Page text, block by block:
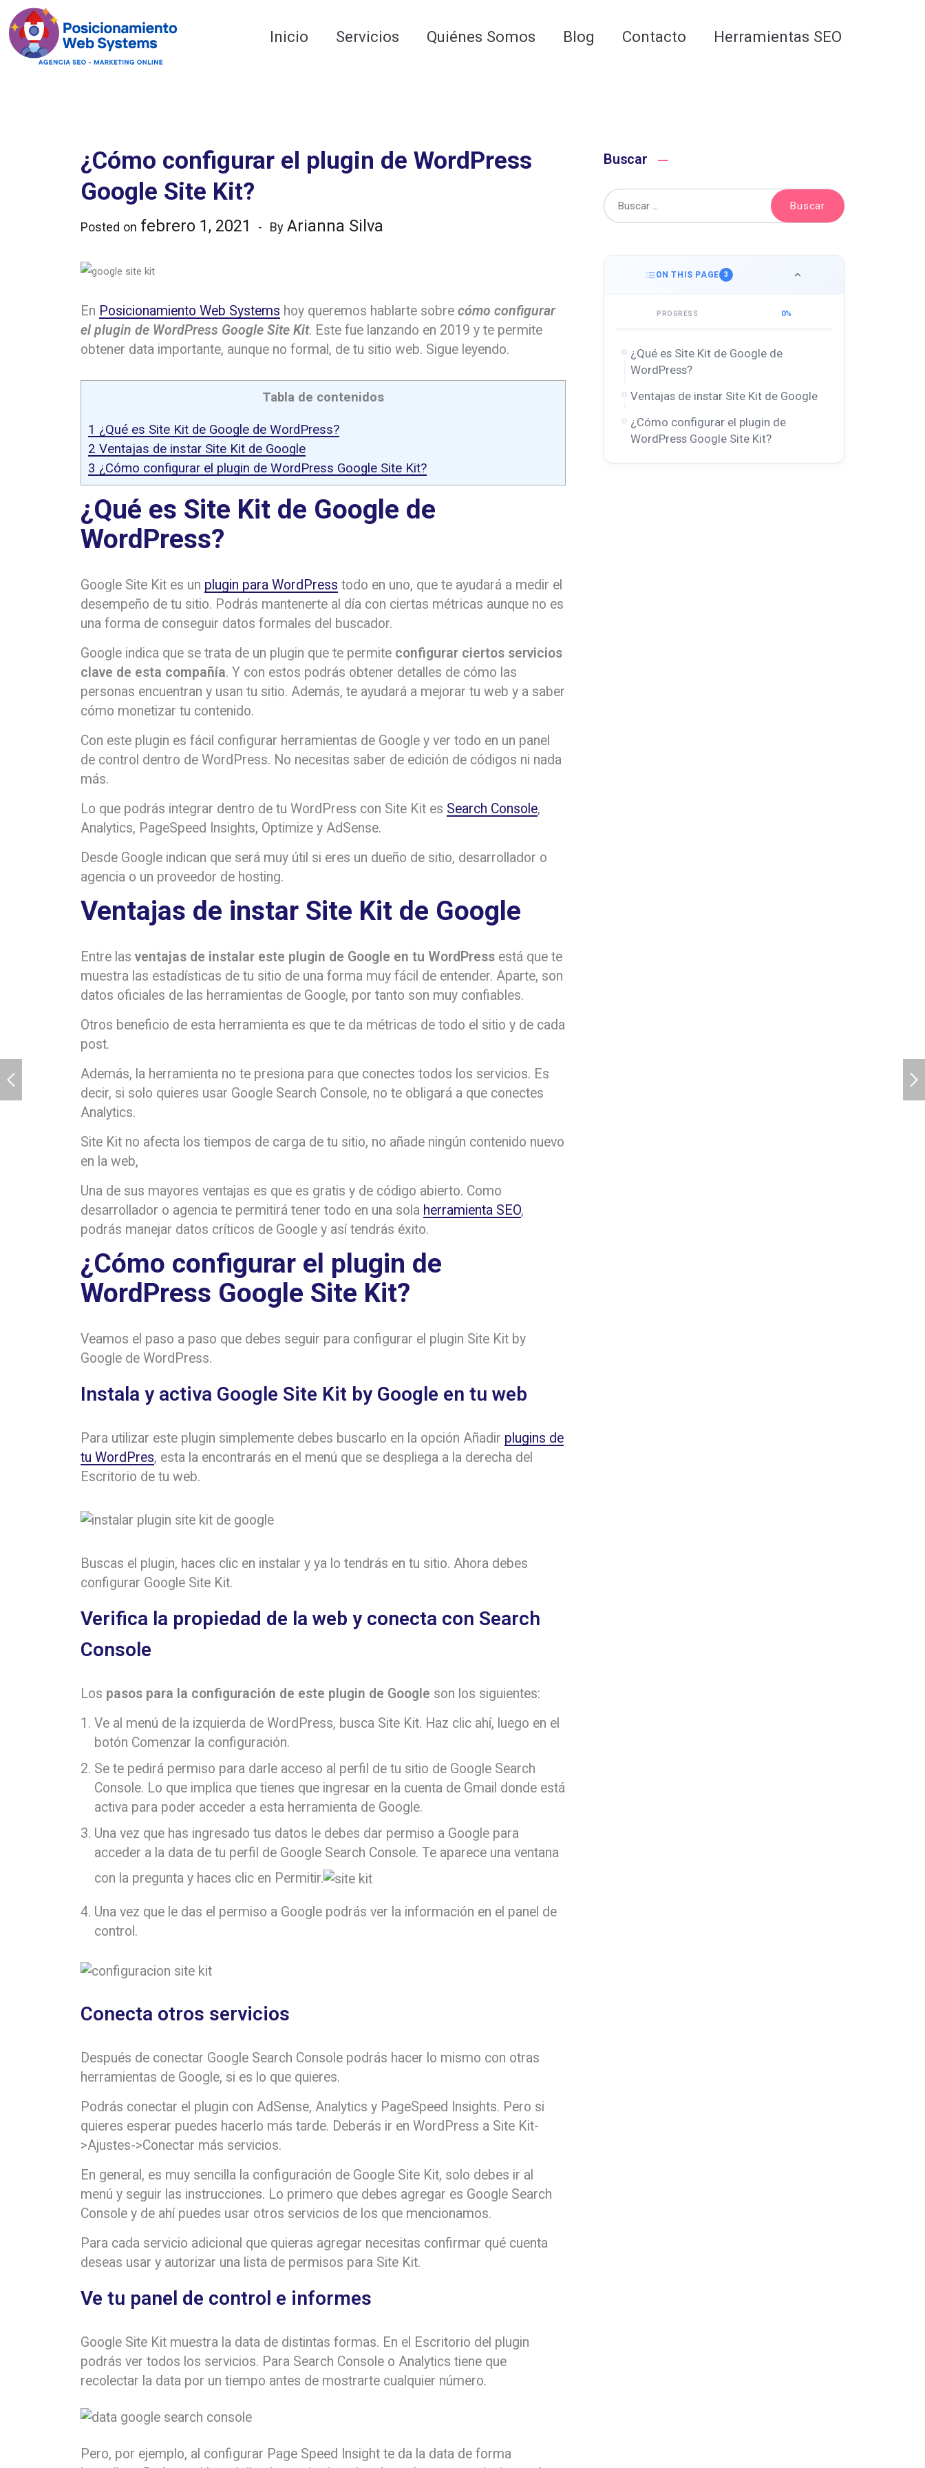
Inicio Servicios Quiénes Somos Blog Contacto Herramientas SEO
¿Cómo configurar el plugin de WordPress
Google Site Kit?
Posted on febrero 1, 2021 By Arianna Silva
En Posicionamiento Web Systems hoy queremos hablarte sobre cómo configurar
el plugin de WordPress Google Site Kit. Este fue lanzando en 2019 y te permite
obtener data importante, aunque no formal, de tu sitio web. Sigue leyendo.
Tabla de contenidos
1 ¿Qué es Site Kit de Google de WordPress?
2 Ventajas de instar Site Kit de Google
3 ¿Cómo configurar el plugin de WordPress Google Site Kit?
¿Qué es Site Kit de Google de
WordPress?
Google Site Kit es un plugin para WordPress todo en uno, que te ayudará a medir el
desempeño de tu sitio. Podrás mantenerte al día con ciertas métricas aunque no es
una forma de conseguir datos formales del buscador.
Google indica que se trata de un plugin que te permite configurar ciertos servicios
clave de esta compañía. Y con estos podrás obtener detalles de cómo las
personas encuentran y usan tu sitio. Además, te ayudará a mejorar tu web y a saber
cómo monetizar tu contenido.
Con este plugin es fácil configurar herramientas de Google y ver todo en un panel
de control dentro de WordPress. No necesitas saber de edición de códigos ni nada
más.
Lo que podrás integrar dentro de tu WordPress con Site Kit es Search Console,
Analytics, PageSpeed Insights, Optimize y AdSense.
Desde Google indican que será muy útil si eres un dueño de sitio, desarrollador o
agencia o un proveedor de hosting.
Ventajas de instar Site Kit de Google
Entre las ventajas de instalar este plugin de Google en tu WordPress está que te
muestra las estadísticas de tu sitio de una forma muy fácil de entender. Aparte, son
datos oficiales de las herramientas de Google, por tanto son muy confiables.
Otros beneficio de esta herramienta es que te da métricas de todo el sitio y de cada
post.
Además, la herramienta no te presiona para que conectes todos los servicios. Es
decir, si solo quieres usar Google Search Console, no te obligará a que conectes
Analytics.
Site Kit no afecta los tiempos de carga de tu sitio, no añade ningún contenido nuevo
en la web,
Una de sus mayores ventajas es que es gratis y de código abierto. Como
desarrollador o agencia te permitirá tener todo en una sola herramienta SEO,
podrás manejar datos críticos de Google y así tendrás éxito.
¿Cómo configurar el plugin de
WordPress Google Site Kit?
Veamos el paso a paso que debes seguir para configurar el plugin Site Kit by
Google de WordPress.
Instala y activa Google Site Kit by Google en tu web
Para utilizar este plugin simplemente debes buscarlo en la opción Añadir plugins de
tu WordPres, esta la encontrarás en el menú que se despliega a la derecha del
Escritorio de tu web.
Buscas el plugin, haces clic en instalar y ya lo tendrás en tu sitio. Ahora debes
configurar Google Site Kit.
Verifica la propiedad de la web y conecta con Search
Console
Los pasos para la configuración de este plugin de Google son los siguientes:
Ve al menú de la izquierda de WordPress, busca Site Kit. Haz clic ahí, luego en el
botón Comenzar la configuración.
Se te pedirá permiso para darle acceso al perfil de tu sitio de Google Search
Console. Lo que implica que tienes que ingresar en la cuenta de Gmail donde está
activa para poder acceder a esta herramienta de Google.
Una vez que has ingresado tus datos le debes dar permiso a Google para
acceder a la data de tu perfil de Google Search Console. Te aparece una ventana
con la pregunta y haces clic en Permitir.
Una vez que le das el permiso a Google podrás ver la información en el panel de
control.
Conecta otros servicios
Después de conectar Google Search Console podrás hacer lo mismo con otras
herramientas de Google, si es lo que quieres.
Podrás conectar el plugin con AdSense, Analytics y PageSpeed Insights. Pero si
quieres esperar puedes hacerlo más tarde. Deberás ir en WordPress a Site Kit-
>Ajustes->Conectar más servicios.
En general, es muy sencilla la configuración de Google Site Kit, solo debes ir al
menú y seguir las instrucciones. Lo primero que debes agregar es Google Search
Console y de ahí puedes usar otros servicios de los que mencionamos.
Para cada servicio adicional que quieras agregar necesitas confirmar qué cuenta
deseas usar y autorizar una lista de permisos para Site Kit.
Ve tu panel de control e informes
Google Site Kit muestra la data de distintas formas. En el Escritorio del plugin
podrás ver todos los servicios. Para Search Console o Analytics tiene que
recolectar la data por un tiempo antes de mostrarte cualquier número.
Pero, por ejemplo, al configurar Page Speed Insight te da la data de forma
Buscar
ON THIS PAGE 3
PROGRESS 0%
¿Qué es Site Kit de Google de
WordPress?
Ventajas de instar Site Kit de Google
¿Cómo configurar el plugin de
WordPress Google Site Kit?